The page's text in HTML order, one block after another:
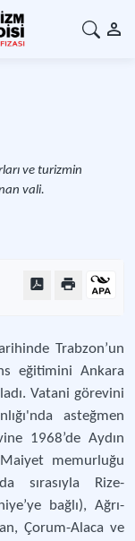
ve turizmin
vali.
Trabzon’un
eğitimini Ankara
Vatani görevini
asteğmen
1968’de Aydın
memurluğu
sırasıyla Rize-
bağlı), Ağrı-
Çorum-Alaca ve